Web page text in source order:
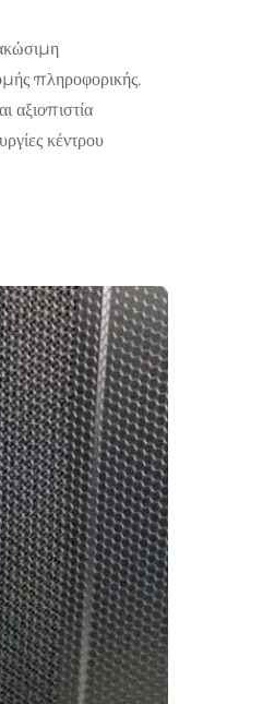
πληροφορικής.
αξιοπιστία
κέντρου